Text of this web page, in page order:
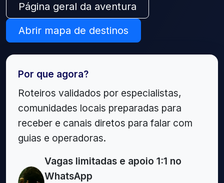
Página geral da aventura
Abrir mapa de destinos
Por que agora?
Roteiros validados por especialistas,
comunidades locais preparadas para
receber e canais diretos para falar com
guias e operadoras.
Vagas limitadas e apoio 1:1 no
WhatsApp